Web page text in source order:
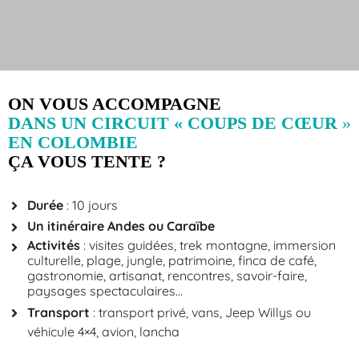
ON VOUS ACCOMPAGNE
DANS UN CIRCUIT « COUPS DE CŒUR »
EN COLOMBIE
ÇA VOUS TENTE ?
Durée : 10 jours
Un itinéraire Andes ou Caraïbe
Activités : visites guidées, trek montagne, immersion
culturelle, plage, jungle, patrimoine, finca de café,
gastronomie, artisanat, rencontres, savoir-faire,
paysages spectaculaires…
Transport : transport privé, vans, Jeep Willys ou
véhicule 4×4, avion, lancha